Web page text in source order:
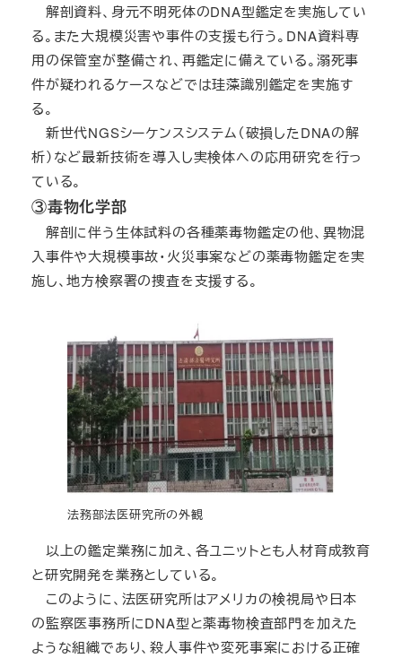
解剖資料、身元不明死体のDNA型鑑定を実施してい
る。また大規模災害や事件の支援も行う。DNA資料専
用の保管室が整備され、再鑑定に備えている。溺死事
件が疑われるケースなどでは珪藻識別鑑定を実施す
る。
新世代NGSシーケンスシステム（破損したDNAの解
析）など最新技術を導入し実検体への応用研究を行っ
ている。
③毒物化学部
解剖に伴う生体試料の各種薬毒物鑑定の他、異物混
入事件や大規模事故・火災事案などの薬毒物鑑定を実
施し、地方検察署の捜査を支援する。
法務部法医研究所の外観
以上の鑑定業務に加え、各ユニットとも人材育成教育
と研究開発を業務としている。
このように、法医研究所はアメリカの検視局や日本
の監察医事務所にDNA型と薬毒物検査部門を加えた
ような組織であり、殺人事件や変死事案における正確